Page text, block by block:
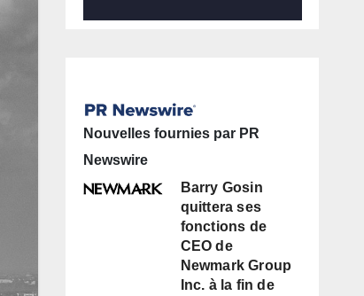
Nouvelles fournies par PR
Newswire
Barry Gosin
quittera ses
fonctions de
CEO de
Newmark Group
Inc. à la fin de